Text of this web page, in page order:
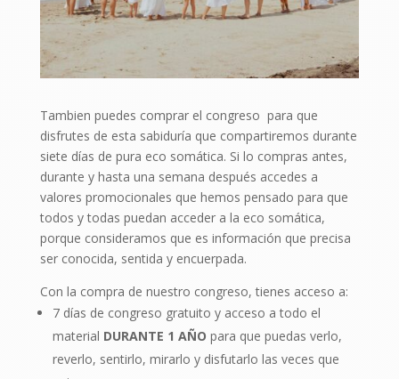
Tambien puedes comprar el congreso para que
disfrutes de esta sabiduría que compartiremos durante
siete días de pura eco somática. Si lo compras antes,
durante y hasta una semana después accedes a
valores promocionales que hemos pensado para que
todos y todas puedan acceder a la eco somática,
porque consideramos que es información que precisa
ser conocida, sentida y encuerpada.
Con la compra de nuestro congreso, tienes acceso a:
7 días de congreso gratuito y acceso a todo el
material DURANTE 1 AÑO para que puedas verlo,
reverlo, sentirlo, mirarlo y disfutarlo las veces que